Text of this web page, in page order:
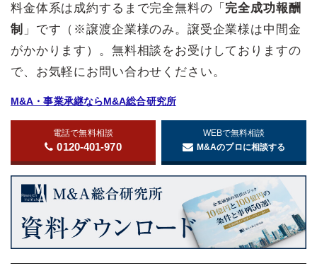
料金体系は成約するまで完全無料の「 完全成功報酬
制 」です（※譲渡企業様のみ。譲受企業様は中間金
がかかります）。無料相談をお受けしておりますの
で、お気軽にお問い合わせください。
M&A・事業承継ならM&A総合研究所
電話で無料相談
0120-401-970
WEBで無料相談
M&Aのプロに相談する